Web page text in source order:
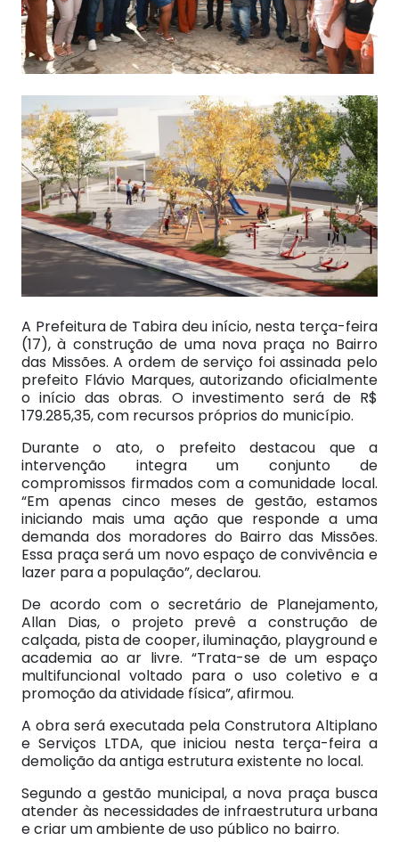
A Prefeitura de Tabira deu início, nesta terça-feira
(17), à construção de uma nova praça no Bairro
das Missões. A ordem de serviço foi assinada pelo
prefeito Flávio Marques, autorizando oficialmente
o início das obras. O investimento será de R$
179.285,35, com recursos próprios do município.
Durante o ato, o prefeito destacou que a
intervenção integra um conjunto de
compromissos firmados com a comunidade local.
“Em apenas cinco meses de gestão, estamos
iniciando mais uma ação que responde a uma
demanda dos moradores do Bairro das Missões.
Essa praça será um novo espaço de convivência e
lazer para a população”, declarou.
De acordo com o secretário de Planejamento,
Allan Dias, o projeto prevê a construção de
calçada, pista de cooper, iluminação, playground e
academia ao ar livre. “Trata-se de um espaço
multifuncional voltado para o uso coletivo e a
promoção da atividade física”, afirmou.
A obra será executada pela Construtora Altiplano
e Serviços LTDA, que iniciou nesta terça-feira a
demolição da antiga estrutura existente no local.
Segundo a gestão municipal, a nova praça busca
atender às necessidades de infraestrutura urbana
e criar um ambiente de uso público no bairro.